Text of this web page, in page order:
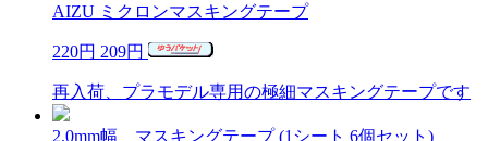
AIZU ミクロンマスキングテープ
220円 209円
再入荷、プラモデル専用の極細マスキングテープです
2.0mm幅 マスキングテープ (1シート 6個セット)